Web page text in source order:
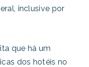
inclusive por
que há um
dos hotéis no